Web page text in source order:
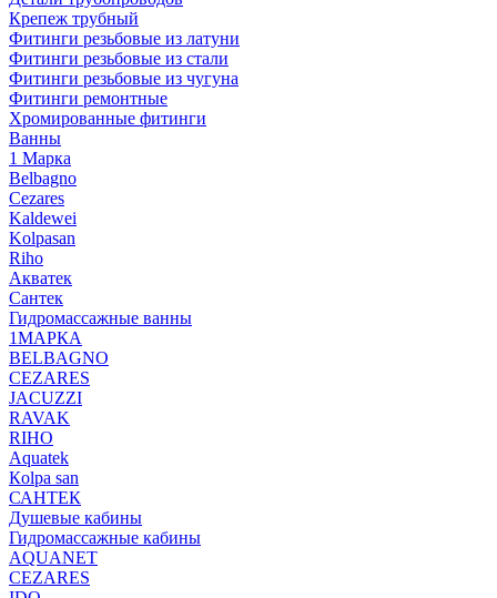
Крепеж трубный
Фитинги резьбовые из латуни
Фитинги резьбовые из стали
Фитинги резьбовые из чугуна
Фитинги ремонтные
Хромированные фитинги
Ванны
1 Марка
Belbagno
Cezares
Kaldewei
Kolpasan
Riho
Акватек
Сантек
Гидромассажные ванны
1МАРКА
BELBAGNO
CEZARES
JACUZZI
RAVAK
RIHO
Аquatek
Кolpa san
САНТЕК
Душевые кабины
Гидромассажные кабины
AQUANET
CEZARES